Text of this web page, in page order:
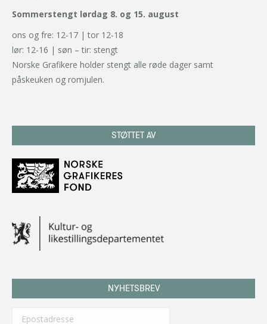
Sommerstengt lørdag 8. og 15. august
ons og fre: 12-17 | tor 12-18
lør: 12-16 | søn – tir: stengt
Norske Grafikere holder stengt alle røde dager samt
påskeuken og romjulen.
STØTTET AV
NYHETSBREV